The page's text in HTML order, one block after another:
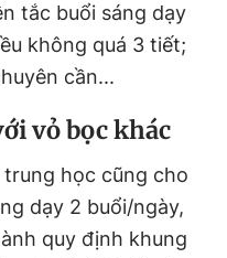
tắc buổi sáng dạy
không quá 3 tiết;
cần...
vỏ bọc khác
học cũng cho
dạy 2 buổi/ngày,
quy định khung